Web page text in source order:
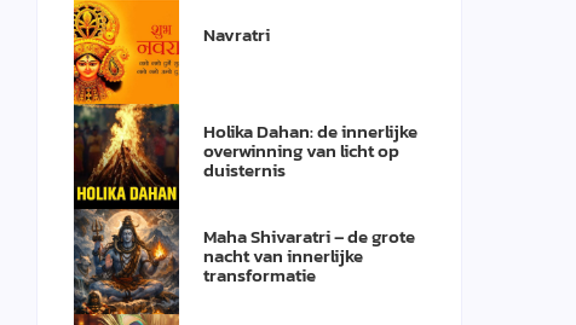
Navratri
Holika Dahan: de innerlijke
overwinning van licht op
duisternis
Maha Shivaratri – de grote
nacht van innerlijke
transformatie